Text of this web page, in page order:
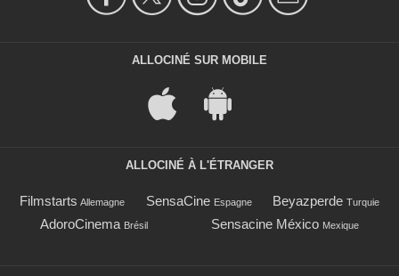
ALLOCINÉ SUR MOBILE
ALLOCINÉ À L'ÉTRANGER
Filmstarts Allemagne SensaCine Espagne Beyazperde Turquie
AdoroCinema Brésil Sensacine México Mexique